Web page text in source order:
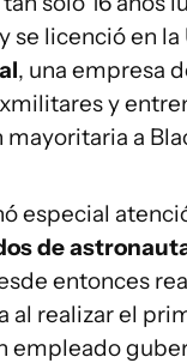
se licenció en
, una empresa
y
a
especial
de
entonces
al realizar el
empleado